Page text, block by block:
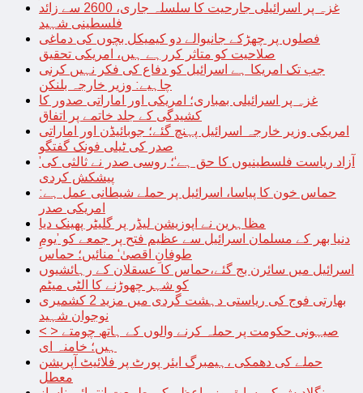
غزہ پر اسرائیلی جارحیت کا سلسلہ جاری، 2600 سے زائد
فلسطینی شہید
فصلوں پر چھڑکے جانیوالے دو کیمیکل بچوں کی دماغی
صلاحیت کو متاثر کررہے ہیں، امریکی تحقیق
جب تک امریکا ہے اسرائیل کو دفاع کی فکر نہیں کرنی
چاہیے: وزیر خارجہ بلنکن
غزہ پر اسرائیلی بمباری؛ امریکی اور اماراتی صدور کا
کشیدگی کے جلد خاتمے پر اتفاق
امریکی وزیر خارجہ اسرائیل پہنچ گئے؛ جوبائیڈن اور اماراتی
صدر کی ٹیلی فونک گفتگو
’آزاد ریاست فلسطینیوں کا حق ہے‘؛ روسی صدر نے ثالثی کی
پیشکش کردی
حماس خون کا پیاسا، اسرائیل پر حملے شیطانی عمل ہے:
امریکی صدر
مظاہرین نے اپوزیشن لیڈر پر گلیٹر پھینک دیا
دنیا بھر کے مسلمان اسرائیل سے عظیم فتح پر جمعے کو ’یومِ
طوفانِ اقصیٰ‘ منائیں؛ حماس
اسرائیل میں سائرن بج گئے،حماس کا عسقلان کے رہائشیوں
کو شہر چھوڑنے کا الٹی میٹم
بھارتی فوج کی ریاستی دہشت گردی میں مزید 2 کشمیری
نوجوان شہید
< > صیہونی حکومت پر حملہ کرنے والوں کے ہاتھ چومتے
ہیں؛ خامنہ ای
حملے کی دھمکی ،ہیمبرگ ایئر پورٹ پر فلائیٹ آپریشن
معطل